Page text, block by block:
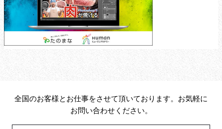
全国のお客様とお仕事をさせて頂いております。お気軽に
お問い合わせください。